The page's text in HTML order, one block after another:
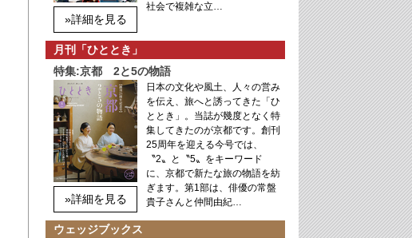
»詳細を見る
社会で複雑な立…
月刊「ひととき」
特集:京都 2と5の物語
»詳細を見る
日本の文化や風土、人々の営み
を伝え、旅へと誘ってきた「ひ
ととき」。当誌が幾度となく特
集してきたのが京都です。創刊
25周年を迎える今号では、
〝2〟と〝5〟をキーワード
に、京都で新たな旅の物語を紡
ぎます。第1部は、俳優の常盤
貴子さんと仲間由紀…
ウェッジブックス